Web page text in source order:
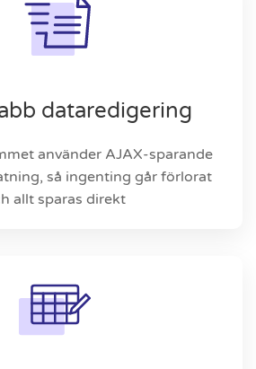
dataredigering
använder AJAX-sparande
så ingenting går förlorat
allt sparas direkt